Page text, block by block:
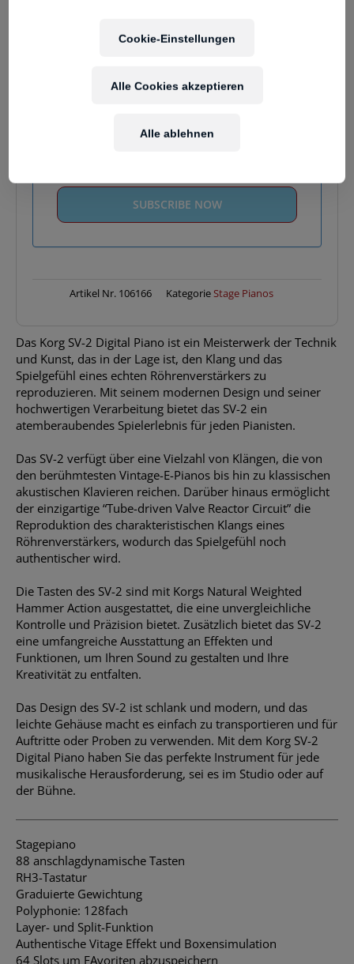
Artikel Nr. 106166 KategorieStage Pianos
Das Korg SV-2 Digital Piano ist ein Meisterwerk der Technik
und Kunst, das in der Lage ist, den Klang und das
Spielgefühl eines echten Röhrenverstärkers zu
reproduzieren. Mit seinem modernen Design und seiner
hochwertigen Verarbeitung bietet das SV-2 ein
atemberaubendes Spielerlebnis für jeden Pianisten.
Das SV-2 verfügt über eine Vielzahl von Klängen, die von
den berühmtesten Vintage-E-Pianos bis hin zu klassischen
akustischen Klavieren reichen. Darüber hinaus ermöglicht
der einzigartige “Tube-driven Valve Reactor Circuit” die
Reproduktion des charakteristischen Klangs eines
Röhrenverstärkers, wodurch das Spielgefühl noch
authentischer wird.
Die Tasten des SV-2 sind mit Korgs Natural Weighted
Hammer Action ausgestattet, die eine unvergleichliche
Kontrolle und Präzision bietet. Zusätzlich bietet das SV-2
eine umfangreiche Ausstattung an Effekten und
Funktionen, um Ihren Sound zu gestalten und Ihre
Kreativität zu entfalten.
Das Design des SV-2 ist schlank und modern, und das
leichte Gehäuse macht es einfach zu transportieren und für
Auftritte oder Proben zu verwenden. Mit dem Korg SV-2
Digital Piano haben Sie das perfekte Instrument für jede
musikalische Herausforderung, sei es im Studio oder auf
der Bühne.
Stagepiano
88 anschlagdynamische Tasten
RH3-Tastatur
Graduierte Gewichtung
Polyphonie: 128fach
Layer- und Split-Funktion
Authentische Vitage Effekt und Boxensimulation
64 Slots um FAvoriten abzuspeichern
Cookie-Einstellungen
Alle ablehnen
Alle Cookies akzeptieren